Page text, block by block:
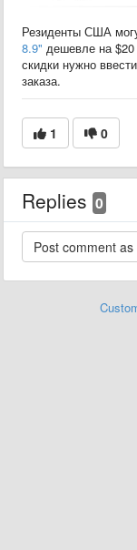
Резиденты США
8.9" дешевле на
скидки нужно
заказа.
1 0
Replies 0